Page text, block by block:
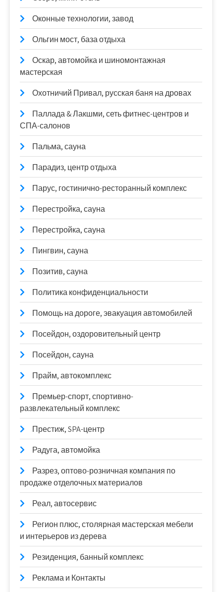
Оконные технологии, завод
Ольгин мост, база отдыха
Оскар, автомойка и шиномонтажная
мастерская
Охотничий Привал, русская баня на дровах
Паллада & Лакшми, сеть фитнес-центров и
СПА-салонов
Пальма, сауна
Парадиз, центр отдыха
Парус, гостинично-ресторанный комплекс
Перестройка, сауна
Перестройка, сауна
Пингвин, сауна
Позитив, сауна
Политика конфиденциальности
Помощь на дороге, эвакуация автомобилей
Посейдон, оздоровительный центр
Посейдон, сауна
Прайм, автокомплекс
Премьер-спорт, спортивно-
развлекательный комплекс
Престиж, SPA-центр
Радуга, автомойка
Разрез, оптово-розничная компания по
продаже отделочных материалов
Реал, автосервис
Регион плюс, столярная мастерская мебели
и интерьеров из дерева
Резиденция, банный комплекс
Реклама и Контакты